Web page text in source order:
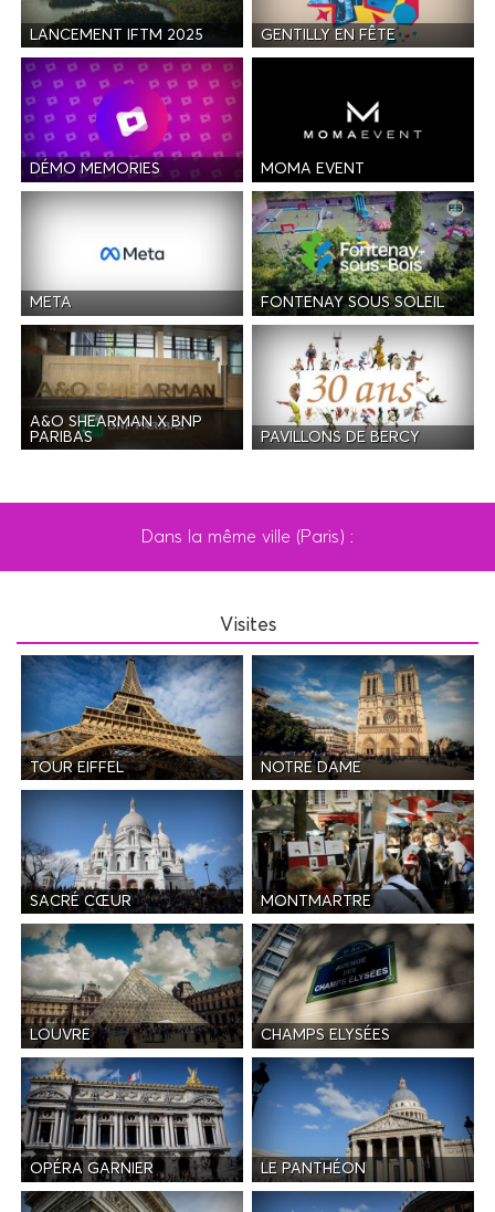
LANCEMENT IFTM 2025 GENTILLY EN FÊTE
DÉMO MEMORIES MOMA EVENT
META FONTENAY SOUS SOLEIL
A&O SHEARMAN X BNP
PARIBAS
PAVILLONS DE BERCY
Dans la même ville (Paris) :
Visites
TOUR EIFFEL NOTRE DAME
SACRÉ CŒUR MONTMARTRE
LOUVRE CHAMPS ELYSÉES
OPÉRA GARNIER LE PANTHÉON